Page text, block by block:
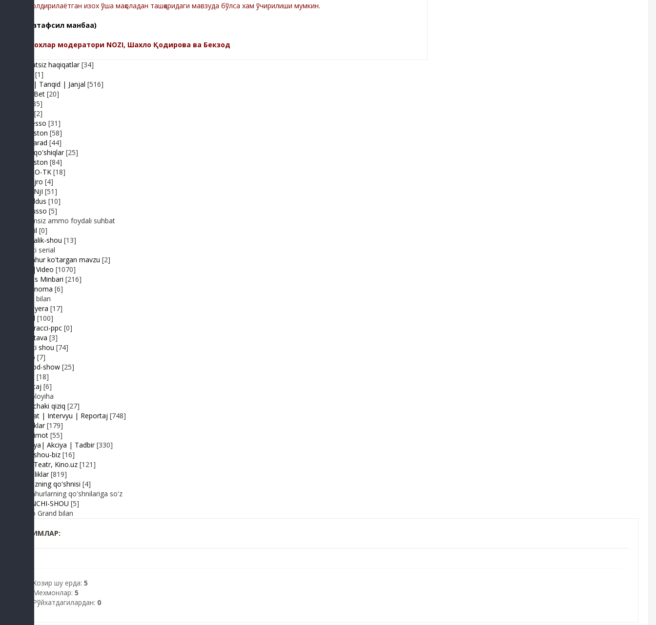
-Қолдирилаётган изох ўша мақоладан ташқаридаги мавзуда бўлса хам ўчирилиши мумкин.
(батафсил манбаа)
Изохлар модератори NOZI, Шахло Қодирова ва Бекзод
Adolatsiz haqiqatlar [34]
[1]
Baxs| Tanqid | Janjal [516]
BeshBet [20]
[85]
[2]
Expresso [31]
FIKRiston [58]
Hit-Parad [44]
Ijara qo'shiqlar [25]
IJODiston [84]
IMPRO-TK [18]
Jonli ijro [4]
JuMaNjI [51]
JurYuldus [10]
Kaktusso [5]
Yoqimsiz ammo foydali suhbat
Kongil [0]
Kundalik-shou [13]
Realiti serial
Mashhur ko'targan mavzu [2]
MP3|Video [1070]
Muhlis Minbari [216]
Ovoznoma [6]
Luiza bilan
Premyera [17]
Prikol [100]
Paparacci-ppc [0]
Podstava [3]
Realiti shou [74]
Retro [7]
Sayyod-show [25]
Sport [18]
Shantaj [6]
Videoloyiha
Shunchaki qiziq [27]
Suhbat | Intervyu | Reportaj [748]
Tabriklar [179]
Taqdimot [55]
Hayriya| Akciya | Tadbir [330]
Turk shou-biz [16]
TV | Teatr, Kino.uz [121]
Yangiliklar [819]
Yulduzning qo'shnisi [4]
Mashhurlarning qo'shnilariga so'z
BIRINCHI-SHOU [5]
Radio Grand bilan
КИМЛАР:
Хозир шу ерда: 5
Мехмонлар: 5
Рўйхатдагилардан: 0